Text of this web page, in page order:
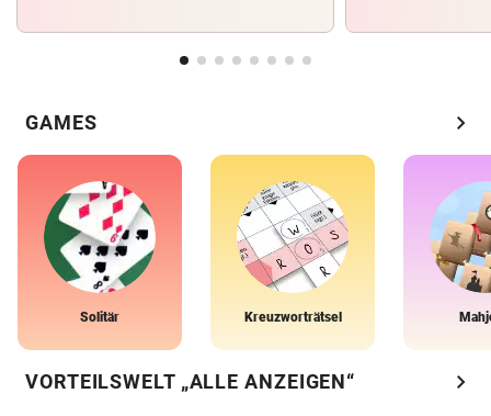
GAMES chevron_right
Solitär Kreuzworträtsel
VORTEILSWELT „ALLE ANZEIGEN“ chevron_right